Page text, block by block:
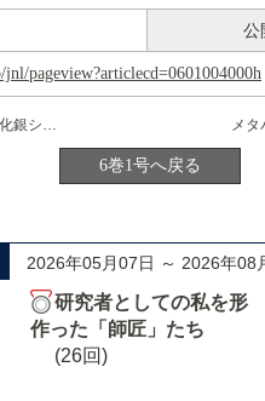
公
pageview?articlecd=0601004000h
加熱エチレンふんい気中における酸化銀シリカ均密共沈物の構造
6巻1号へ戻る
2026年05月07日 ～ 2026年08
研究者としての私を形
作った「師匠」たち
(26回)